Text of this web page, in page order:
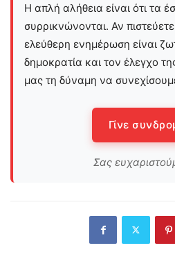
Η απλή αλήθεια είναι ότι τα
συρρικνώνονται. Αν
ελεύθερη ενημέρωση είναι
δημοκρατία και τον έλεγχο
μας τη δύναμη να
Γίνε
Σας